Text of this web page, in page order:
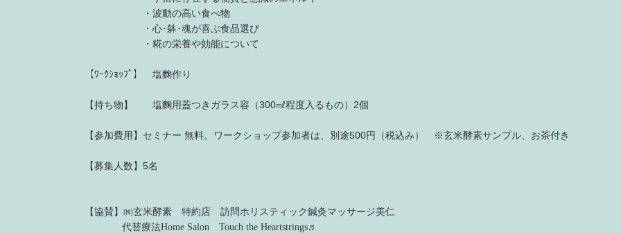
・波動の高い食べ物
・心･躰･魂が喜ぶ食品選び
・糀の栄養や効能について
【ﾜｰｸｼｮｯﾌﾟ】 塩麴作り
【持ち物】 塩麴用蓋つきガラス容（300㎖程度入るもの）2個
【参加費用】セミナー 無料。ワークショップ参加者は、別途500円（税込み） ※玄米酵素サンプル、お茶付き
【募集人数】5名
【協賛】㈱玄米酵素 特約店 訪問ホリスティック鍼灸マッサージ美仁
代替療法Home Salon Touch the Heartstrings♬